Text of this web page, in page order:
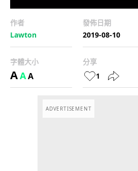
作者
Lawton
發佈日期
2019-08-10
字體大小
AAA
分享
1
ADVERTISEMENT